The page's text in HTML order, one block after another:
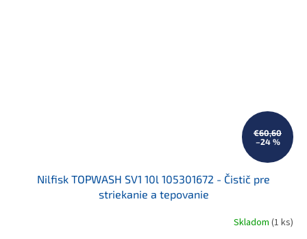
€60,60
–24 %
Nilfisk TOPWASH SV1 10l 105301672 - Čistič pre
striekanie a tepovanie
Skladom (1 ks)